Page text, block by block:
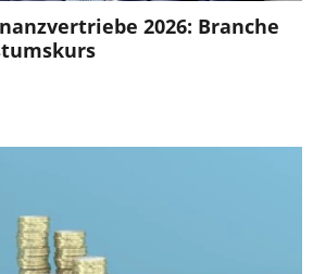
2026: Branche